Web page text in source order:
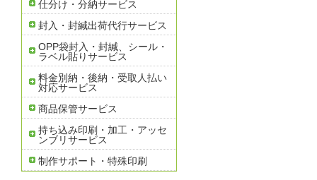
仕分け・分納サービス
封入・封緘出荷代行サービス
OPP袋封入・封緘、シール・
ラベル貼りサービス
料金別納・後納・受取人払い
対応サービス
商品保管サービス
持ち込み印刷・加工・アッセ
ンブリサービス
制作サポート・特殊印刷